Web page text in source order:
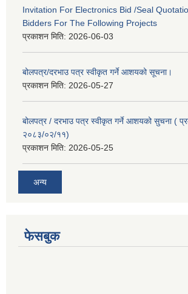
Invitation For Electronics Bid /Seal
Bidders For The Following Projects
प्रकाशन मिति: 2026-06-03
बोलपत्र/दरभाउ पत्र स्वीकृत गर्ने आशयको सूचना।
प्रकाशन मिति: 2026-05-27
बोलपत्र / दरभाउ पत्र स्वीकृत गर्ने आशयको सुचना (
२०८३/०२/११)
प्रकाशन मिति: 2026-05-25
अन्य
फेसबुक